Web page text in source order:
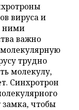
вируса и
ними
важно
молекулярную
трудно
молекулу,
Синхротрон
замка, чтобы